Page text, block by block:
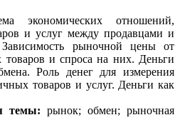
экономических отношений,
и услуг между продавцами и
Зависимость рыночной цены от
товаров и спроса на них. Деньги
Роль денег для измерения
товаров и услуг. Деньги как
темы:рынок; обмен; рыночная